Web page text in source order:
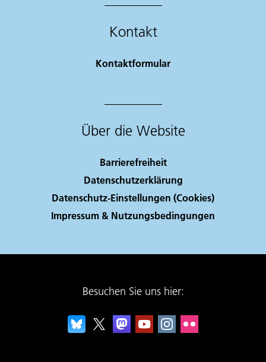
Kontakt
Kontaktformular
Über die Website
Barrierefreiheit
Datenschutzerklärung
Datenschutz-Einstellungen (Cookies)
Impressum & Nutzungsbedingungen
Besuchen Sie uns hier: